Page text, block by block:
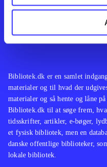
Bibliotek.dk er en samlet
materialer og til hvad der
materialer og så hente og låne
Bibliotek.dk til at søge frem,
tidsskrifter, artikler, e-bøger,
et fysisk bibliotek, men en
danske offentlige biblioteker,
lokale bibliotek.
English